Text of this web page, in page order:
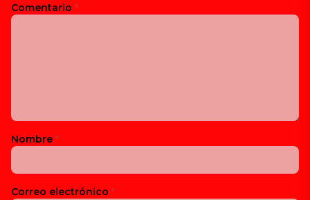
Comentario *
Nombre *
Correo electrónico *